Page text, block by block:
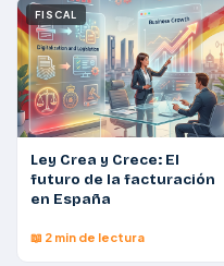
FISCAL
Ley Crea y Crece: El
futuro de la facturación
en España
📖 2 min de lectura